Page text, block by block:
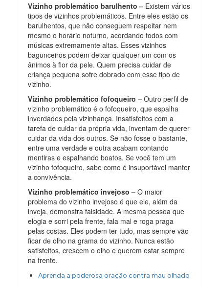
Vizinho problemático barulhento – Existem vários
tipos de vizinhos problemáticos. Entre eles estão os
barulhentos, que não conseguem respeitar nem
mesmo o horário noturno, acordando todos com
músicas extremamente altas. Esses vizinhos
bagunceiros podem deixar qualquer um com os
ânimos à flor da pele. Quem precisa cuidar de
criança pequena sofre dobrado com esse tipo de
vizinho.
Vizinho problemático fofoqueiro –Outro perfil de
vizinho problemático é o fofoqueiro, que espalha
inverdades pela vizinhança. Insatisfeitos com a
tarefa de cuidar da própria vida, inventam de querer
cuidar da vida dos outros. Se não fosse o bastante,
entre uma verdade e outra acabam contando
mentiras e espalhando boatos. Se você tem um
vizinho fofoqueiro, sabe como é insuportável manter
a convivência.
Vizinho problemático invejoso –O maior
problema do vizinho invejoso é que ele, além da
inveja, demonstra falsidade. A mesma pessoa que
elogia e sorri pela frente, fala mal e roga praga
pelas costas. Eles podem ter tudo, mas sempre vão
ficar de olho na grama do vizinho. Nunca estão
satisfeitos, crescem o olho e querem estar sempre
na frente.
Aprenda a poderosa oração contra mau olhado